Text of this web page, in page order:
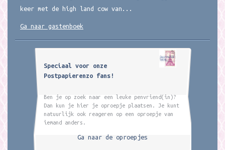
keer met de high land cow van...
Ga naar gastenboek
Speciaal voor onze
Postpapierenzo fans!
Ben je op zoek naar een leuke penvriend(in)?
Dan kun je hier je oproepje plaatsen. Je kunt
natuurlijk ook reageren op een oproepje van
iemand anders.
Ga naar de oproepjes